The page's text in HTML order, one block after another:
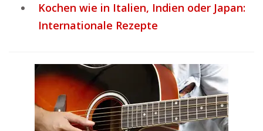
Kochen wie in Italien, Indien oder Japan:
Internationale Rezepte